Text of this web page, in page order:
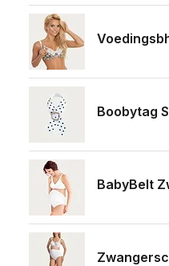
Boobytag
BabyBelt